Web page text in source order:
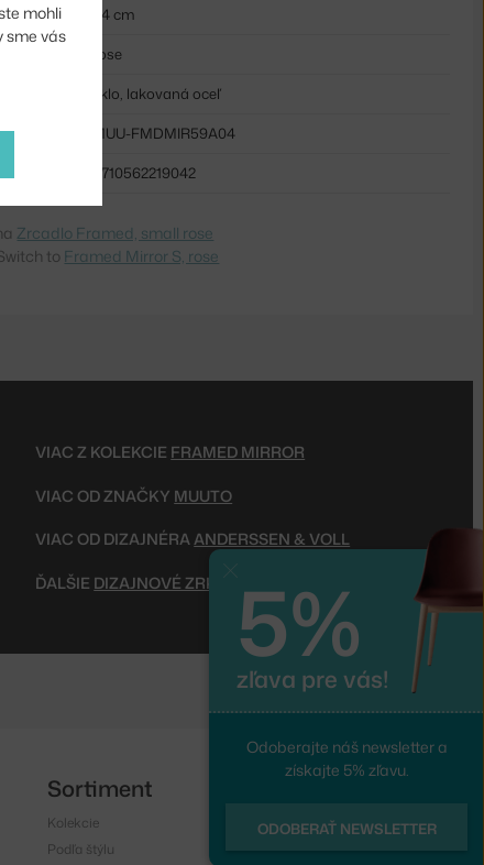
44 cm
rose
sklo, lakovaná oceľ
MUU-FMDMIR59A04
5710562219042
Zrcadlo Framed, small rose
to Framed Mirror S, rose
VIAC Z KOLEKCIE FRAMED MIRROR
VIAC OD ZNAČKY MUUTO
VIAC OD DIZAJNÉRAANDERSSEN & VOLL
ĎALŠIE DIZAJNOVÉ ZRKADLÁ
mohli
sme vás
5%
zľava pre vás!
Odoberajte náš newsletter a
získajte 5% zľavu.
ODOBERAŤ NEWSLETTER
Sortiment
Kolekcie
Podľa štýlu
Sledujte nás
Instagram